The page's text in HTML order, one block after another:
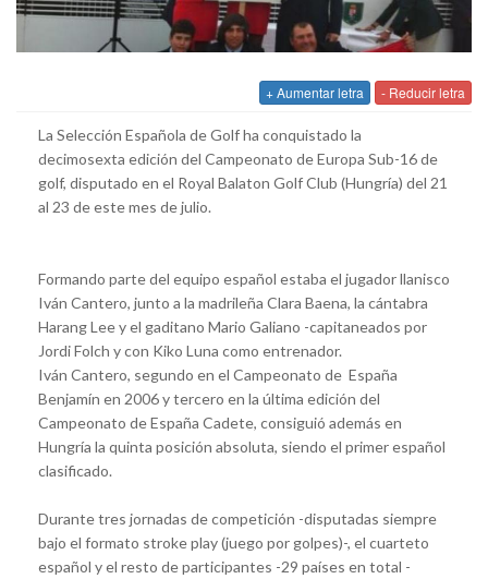
+ Aumentar letra - Reducir letra
La Selección Española de Golf ha conquistado la
decimosexta edición del Campeonato de Europa Sub-16 de
golf, disputado en el Royal Balaton Golf Club (Hungría) del 21
al 23 de este mes de julio.
Formando parte del equipo español estaba el jugador llanisco
Iván Cantero, junto a la madrileña Clara Baena, la cántabra
Harang Lee y el gaditano Mario Galiano -capitaneados por
Jordi Folch y con Kiko Luna como entrenador.
Iván Cantero, segundo en el Campeonato de España
Benjamín en 2006 y tercero en la última edición del
Campeonato de España Cadete, consiguió además en
Hungría la quinta posición absoluta, siendo el primer español
clasificado.
Durante tres jornadas de competición -disputadas siempre
bajo el formato stroke play (juego por golpes)-, el cuarteto
español y el resto de participantes -29 países en total -